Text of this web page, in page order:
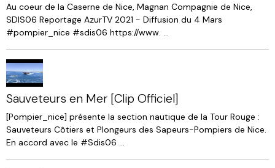
Au coeur de la Caserne de Nice, Magnan Compagnie de Nice,
SDIS06 Reportage AzurTV 2021 - Diffusion du 4 Mars
#pompier_nice #sdis06 https://www. ...
Sauveteurs en Mer [Clip Officiel]
[Pompier_nice] présente la section nautique de la Tour Rouge :
Sauveteurs Côtiers et Plongeurs des Sapeurs-Pompiers de Nice.
En accord avec le #Sdis06 ...